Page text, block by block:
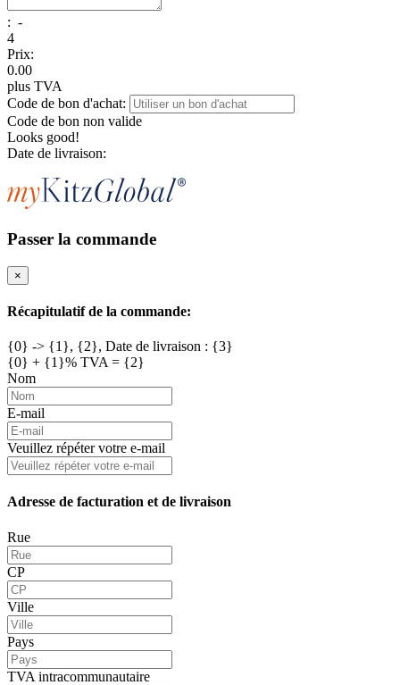
: -
4
Prix:
0.00
plus TVA
Code de bon d'achat:
Code de bon non valide
Looks good!
Date de livraison:
Passer la commande
×
Récapitulatif de la commande:
{0} -> {1}, {2}, Date de livraison : {3}
{0} + {1}% TVA = {2}
Nom
E-mail
Veuillez répéter votre e-mail
Adresse de facturation et de livraison
Rue
CP
Ville
Pays
TVA intracommunautaire